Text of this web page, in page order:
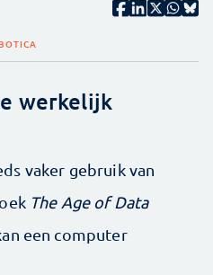
werkelijk
vaker gebruik van
The Age of Data
een computer